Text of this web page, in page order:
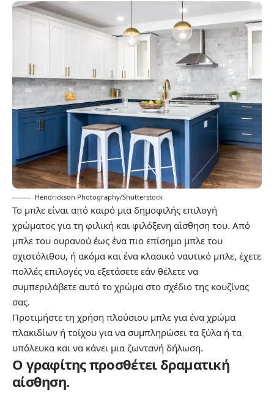
Hendrickson Photography/Shutterstock
Το μπλε είναι από καιρό μια δημοφιλής επιλογή
χρώματος για τη φιλική και φιλόξενη αίσθηση του. Από
μπλε του ουρανού έως ένα πιο επίσημο μπλε του
σχιστόλιθου, ή ακόμα και ένα κλασικό ναυτικό μπλε, έχετε
πολλές επιλογές να εξετάσετε εάν θέλετε να
συμπεριλάβετε αυτό το χρώμα στο σχέδιο της κουζίνας
σας.
Προτιμήστε τη χρήση πλούσιου μπλε για ένα χρώμα
πλακιδίων ή τοίχου για να συμπληρώσει τα ξύλα ή τα
υπόλευκα και να κάνει μια ζωντανή δήλωση.
Ο γραφίτης προσθέτει δραματική
αίσθηση.